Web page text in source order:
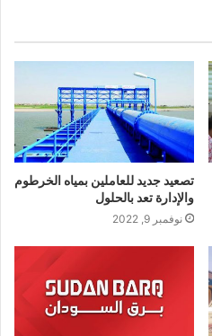
تصعيد جديد للعاملين بمياه الخرطوم
والإدارة تعد بالحلول
نوفمبر 9, 2022